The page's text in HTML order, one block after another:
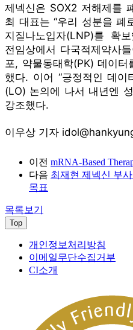
제넥신은 SOX2 저해제를
최 대표는 “우리 성분을 폐
지질나노입자(LNP)를 확
전임상에서 다국적제약사
포, 약물동태학(PK) 데이
했다. 이어 “긍정적인 데
(LO) 논의에 나서 내년엔
강조했다.
이우상 기자
이전 mRNA-Based
다음 최재현 제넥신 부
목표
목록보기
Top
개인정보처리방침
이메일무단수집거부
CI소개